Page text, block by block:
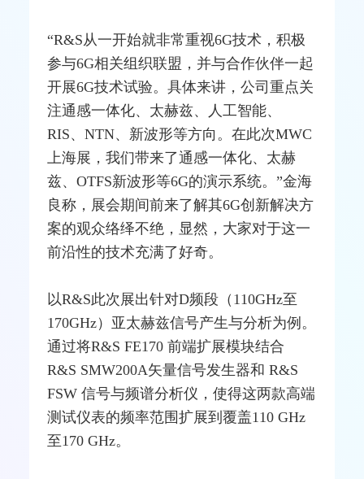
“R&S从一开始就非常重视6G技术，积极
参与6G相关组织联盟，并与合作伙伴一起
开展6G技术试验。具体来讲，公司重点关
注通感一体化、太赫兹、人工智能、
RIS、NTN、新波形等方向。在此次MWC
上海展，我们带来了通感一体化、太赫
兹、OTFS新波形等6G的演示系统。”金海
良称，展会期间前来了解其6G创新解决方
案的观众络绎不绝，显然，大家对于这一
前沿性的技术充满了好奇。
以R&S此次展出针对D频段（110GHz至
170GHz）亚太赫兹信号产生与分析为例。
通过将R&S FE170 前端扩展模块结合
R&S SMW200A矢量信号发生器和 R&S
FSW 信号与频谱分析仪，使得这两款高端
测试仪表的频率范围扩展到覆盖110 GHz
至170 GHz。